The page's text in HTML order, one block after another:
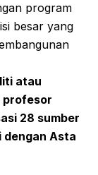
program
besar yang
atau
profesor
28 sumber
dengan Asta